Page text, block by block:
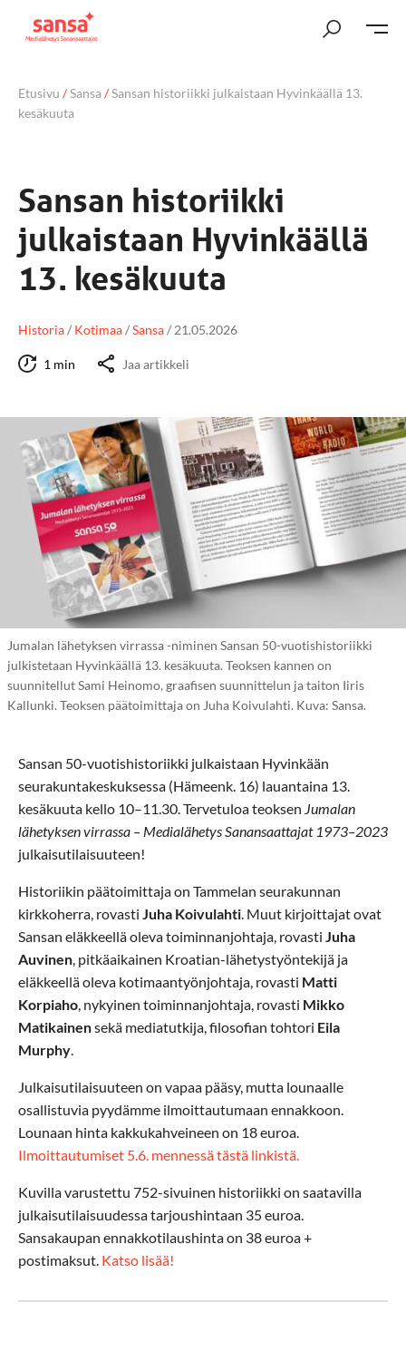
Etusivu /Sansa/Sansan historiikki julkaistaan Hyvinkäällä 13.
kesäkuuta
Sansan historiikki
julkaistaan Hyvinkäällä
13. kesäkuuta
Historia/ Kotimaa/Sansa/ 21.05.2026
1 min Jaa artikkeli
Jumalan lähetyksen virrassa -niminen Sansan 50-vuotishistoriikki
julkistetaan Hyvinkäällä 13. kesäkuuta. Teoksen kannen on
suunnitellut Sami Heinomo, graafisen suunnittelun ja taiton Iiris
Kallunki. Teoksen päätoimittaja on Juha Koivulahti. Kuva: Sansa.
Sansan 50-vuotishistoriikki julkaistaan Hyvinkään
seurakuntakeskuksessa (Hämeenk. 16) lauantaina 13.
kesäkuuta kello 10–11.30. Tervetuloa teoksen Jumalan
lähetyksen virrassa – Medialähetys Sanansaattajat 1973–2023
julkaisutilaisuuteen!
Historiikin päätoimittaja on Tammelan seurakunnan
kirkkoherra, rovasti Juha Koivulahti. Muut kirjoittajat ovat
Sansan eläkkeellä oleva toiminnanjohtaja, rovasti Juha
Auvinen, pitkäaikainen Kroatian-lähetystyöntekijä ja
eläkkeellä oleva kotimaantyönjohtaja, rovasti Matti
Korpiaho, nykyinen toiminnanjohtaja, rovasti Mikko
Matikainensekä mediatutkija, filosofian tohtori Eila
Murphy.
Julkaisutilaisuuteen on vapaa pääsy, mutta lounaalle
osallistuvia pyydämme ilmoittautumaan ennakkoon.
Lounaan hinta kakkukahveineen on 18 euroa.
Ilmoittautumiset 5.6. mennessä tästä linkistä.
Kuvilla varustettu 752-sivuinen historiikki on saatavilla
julkaisutilaisuudessa tarjoushintaan 35 euroa.
Sansakaupan ennakkotilaushinta on 38 euroa +
postimaksut. Katso lisää!